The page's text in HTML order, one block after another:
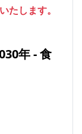
します。
年‐食